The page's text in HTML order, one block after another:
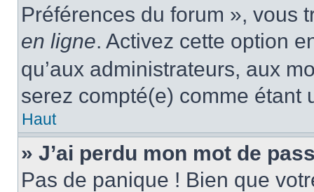
Préférences du forum », vous
en ligne. Activez cette option
qu’aux administrateurs, aux
serez compté(e) comme étant
Haut
» J’ai perdu mon mot de
Pas de panique ! Bien que